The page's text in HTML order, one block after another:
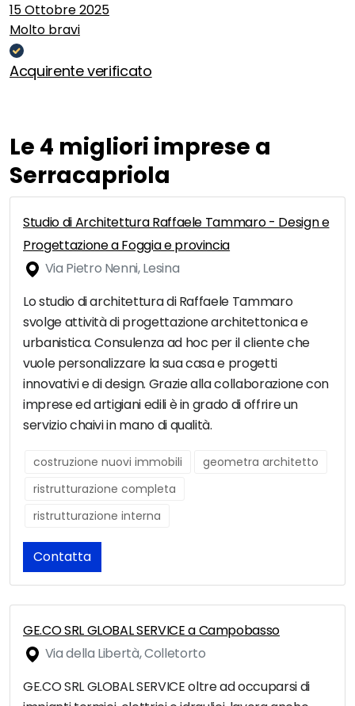
15 Ottobre 2025
Molto bravi
Acquirente verificato
Le 4 migliori imprese a
Serracapriola
Studio di Architettura Raffaele Tammaro - Design e
Progettazione a Foggia e provincia
Via Pietro Nenni, Lesina
Lo studio di architettura di Raffaele Tammaro
svolge attività di progettazione architettonica e
urbanistica. Consulenza ad hoc per il cliente che
vuole personalizzare la sua casa e progetti
innovativi e di design. Grazie alla collaborazione con
imprese ed artigiani edili è in grado di offrire un
servizio chaivi in mano di qualità.
costruzione nuovi immobili
geometra architetto
ristrutturazione completa
ristrutturazione interna
Contatta
GE.CO SRL GLOBAL SERVICE a Campobasso
Via della Libertà, Colletorto
GE.CO SRL GLOBAL SERVICE oltre ad occuparsi di